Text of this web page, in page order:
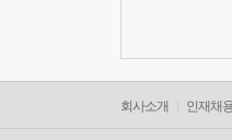
회사소개 인재채